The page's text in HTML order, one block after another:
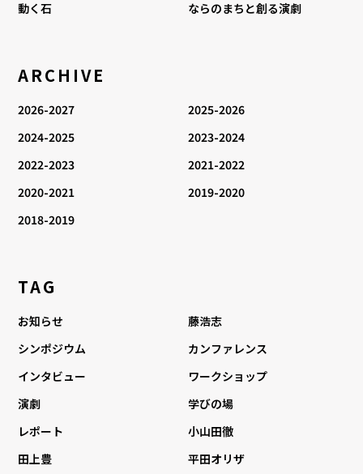
動く石
ならのまちと創る演劇
ARCHIVE
2026-2027
2025-2026
2024-2025
2023-2024
2022-2023
2021-2022
2020-2021
2019-2020
2018-2019
TAG
お知らせ
藤浩志
シンポジウム
カンファレンス
インタビュー
ワークショップ
演劇
学びの場
レポート
小山田徹
田上豊
平田オリザ